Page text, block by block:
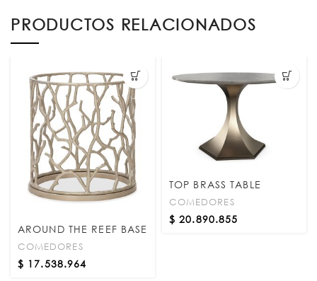
PRODUCTOS RELACIONADOS
AROUND THE REEF BASE
COMEDORES
$ 17.538.964
TOP BRASS TABLE
COMEDORES
$ 20.890.855